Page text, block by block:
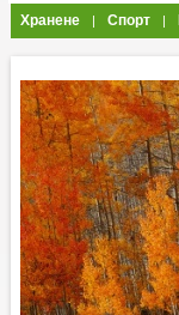
Хранене
| Спорт |